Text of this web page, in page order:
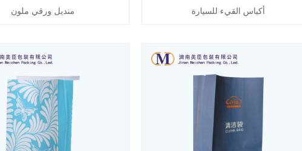
أكياس القيء للسيارة منديل ورقي ملون